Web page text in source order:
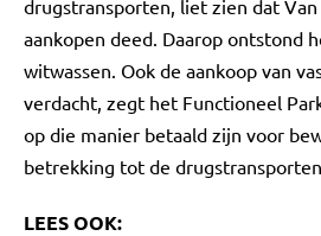
drugstransporten, liet zien dat
aankopen deed. Daarop ontstond
witwassen. Ook de aankoop van
verdacht, zegt het Functioneel
op die manier betaald zijn voor
betrekking tot de
LEES OOK: